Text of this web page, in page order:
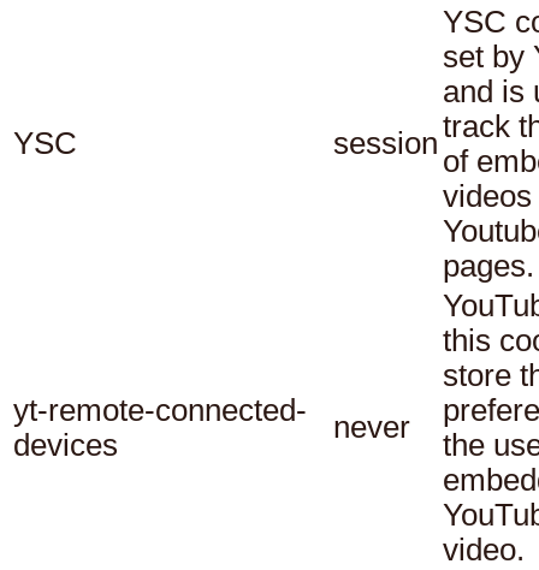
YSC session
YSC
set by
and is
track
of
videos
pages.
yt-remote-connected-
devices
never
this
store
the
video.